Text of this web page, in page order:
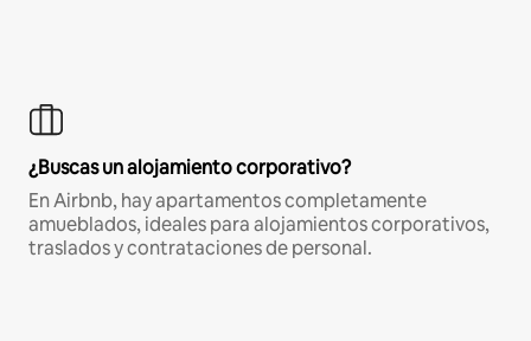
¿Buscas un alojamiento corporativo?
En Airbnb, hay apartamentos completamente
amueblados, ideales para alojamientos corporativos,
traslados y contrataciones de personal.